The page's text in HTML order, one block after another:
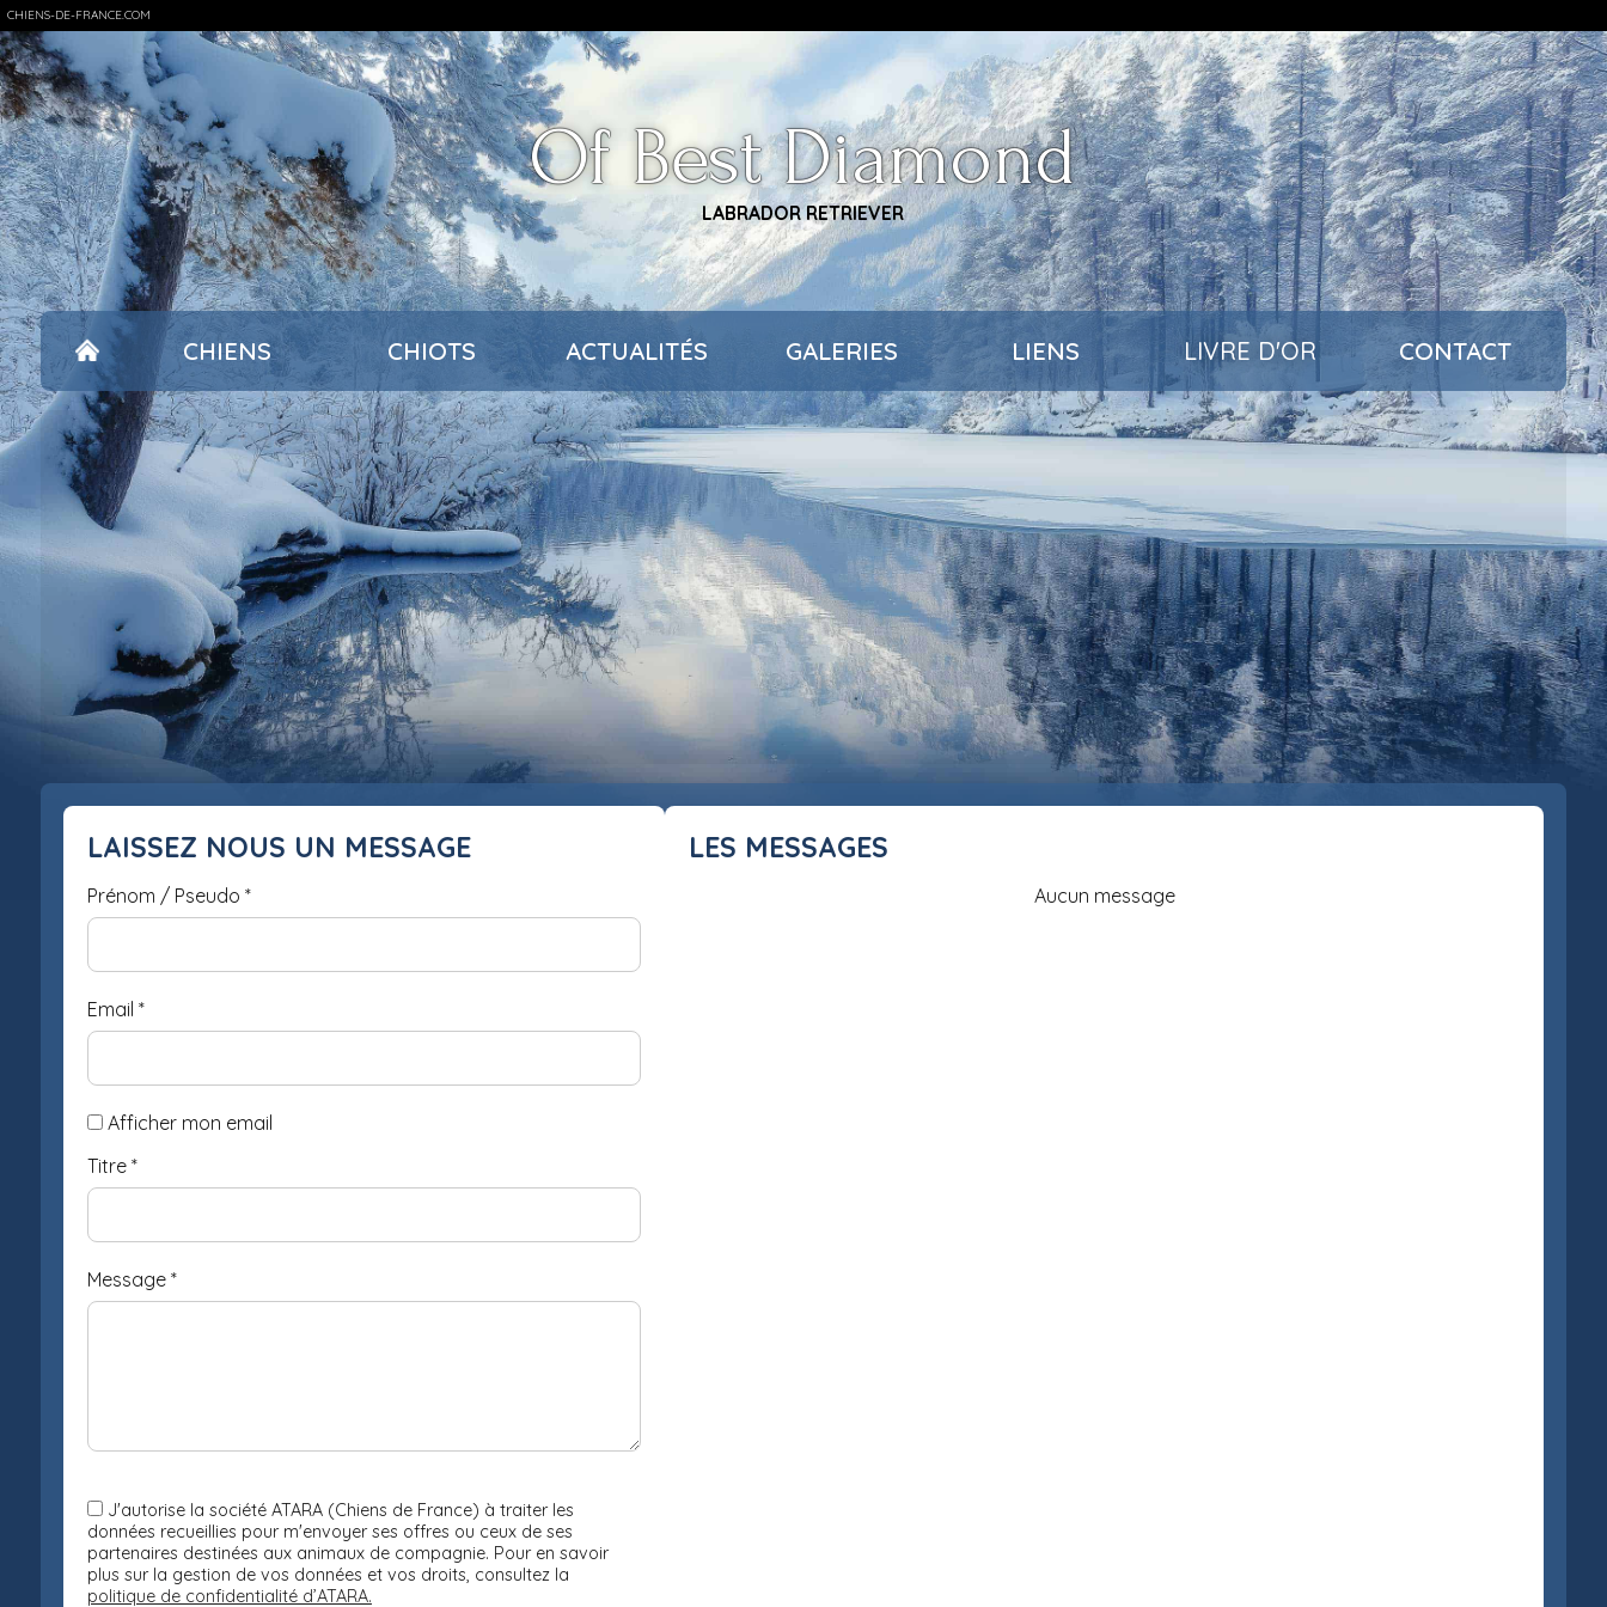
CHIENS-DE-FRANCE.COM
Of Best Diamond
LABRADOR RETRIEVER
CHIENS CHIOTS ACTUALITÉS GALERIES LIENS LIVRE D'OR CONTACT
LAISSEZ NOUS UN MESSAGE
Prénom / Pseudo *
Email *
Afficher mon email
Titre *
Message *
J'autorise la société ATARA (Chiens de France) à traiter les
données recueillies pour m'envoyer ses offres ou ceux de ses
partenaires destinées aux animaux de compagnie. Pour en savoir
plus sur la gestion de vos données et vos droits, consultez la
politique de confidentialité d’ATARA.
LES MESSAGES
Aucun message